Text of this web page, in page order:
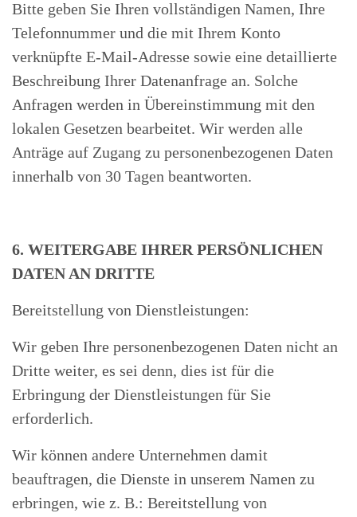
Bitte geben Sie Ihren vollständigen Namen, Ihre
Telefonnummer und die mit Ihrem Konto
verknüpfte E-Mail-Adresse sowie eine detaillierte
Beschreibung Ihrer Datenanfrage an. Solche
Anfragen werden in Übereinstimmung mit den
lokalen Gesetzen bearbeitet. Wir werden alle
Anträge auf Zugang zu personenbezogenen Daten
innerhalb von 30 Tagen beantworten.
6. WEITERGABE IHRER PERSÖNLICHEN
DATEN AN DRITTE
Bereitstellung von Dienstleistungen:
Wir geben Ihre personenbezogenen Daten nicht an
Dritte weiter, es sei denn, dies ist für die
Erbringung der Dienstleistungen für Sie
erforderlich.
Wir können andere Unternehmen damit
beauftragen, die Dienste in unserem Namen zu
erbringen, wie z. B.: Bereitstellung von